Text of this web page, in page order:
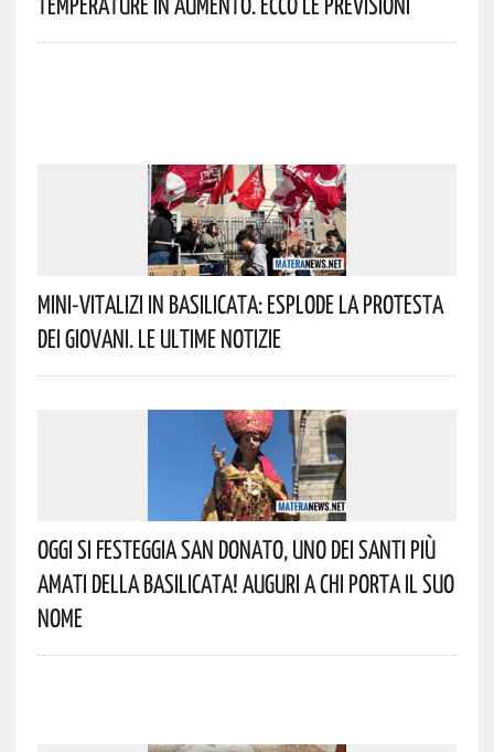
Mini-Vitalizi In Basilicata: Esplode La Protesta
Dei Giovani. Le Ultime Notizie
Oggi Si Festeggia San Donato, Uno Dei Santi Più
Amati Della Basilicata! Auguri A Chi Porta Il Suo
Nome